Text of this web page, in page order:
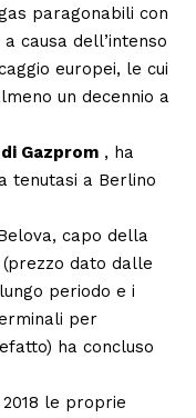
paragonabili con
causa dell’intenso
europei, le cui
un decennio a
Gazprom , ha
tenutasi a Berlino
capo della
(prezzo dato dalle
periodo e i
per
ha concluso
le proprie